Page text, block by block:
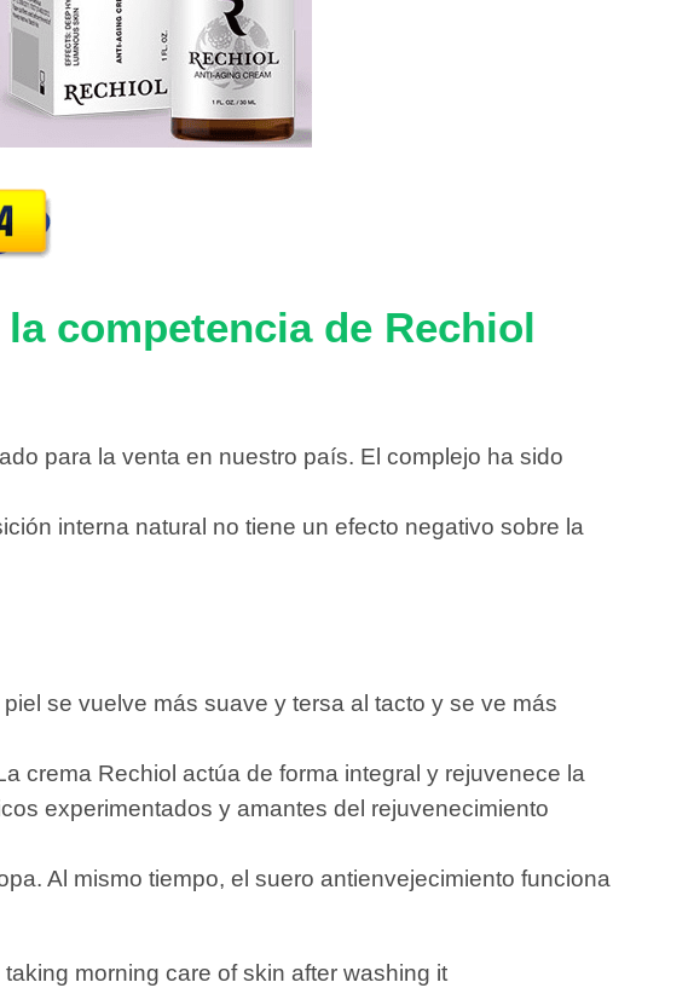
competencia de Rechiol
para la venta en nuestro país. El complejo ha sido
interna natural no tiene un efecto negativo sobre la
se vuelve más suave y tersa al tacto y se ve más
crema Rechiol actúa de forma integral y rejuvenece la
experimentados y amantes del rejuvenecimiento
Al mismo tiempo, el suero antienvejecimiento funciona
morning care of skin after washing it